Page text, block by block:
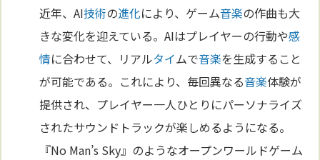
近年、AI技術の進化により、ゲーム音楽の作曲も大
きな変化を迎えている。AIはプレイヤーの行動や感
情に合わせて、リアルタイムで音楽を生成すること
が可能である。これにより、毎回異なる音楽体験が
提供され、プレイヤー一人ひとりにパーソナライズ
されたサウンドトラックが楽しめるようになる。
『No Man’s Sky』のようなオープンワールドゲーム